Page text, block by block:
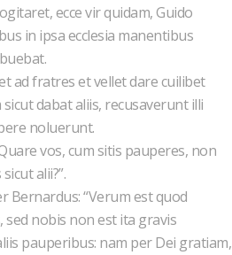
ecce vir quidam, Guido
in ipsa ecclesia manentibus
ad fratres et vellet dare cuilibet
dabat aliis, recusaverunt illi
noluerunt.
vos, cum sitis pauperes, non
alii?”.
Bernardus: “Verum est quod
sed nobis non est ita gravis
pauperibus: nam per Dei gratiam,